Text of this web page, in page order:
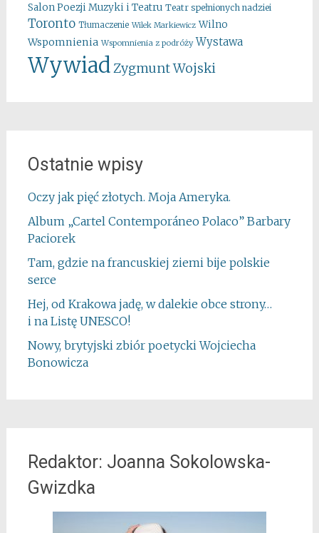
Salon Poezji Muzyki i Teatru Teatr spełnionych nadziei
Toronto Tłumaczenie Wilek Markiewicz Wilno
Wspomnienia Wspomnienia z podróży Wystawa
WywiadZygmunt Wojski
Ostatnie wpisy
Oczy jak pięć złotych. Moja Ameryka.
Album „Cartel Contemporáneo Polaco” Barbary
Paciorek
Tam, gdzie na francuskiej ziemi bije polskie
serce
Hej, od Krakowa jadę, w dalekie obce strony…
i na Listę UNESCO!
Nowy, brytyjski zbiór poetycki Wojciecha
Bonowicza
Redaktor: Joanna Sokolowska-
Gwizdka